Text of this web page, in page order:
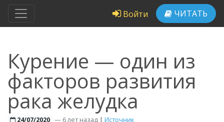
Войти ЧИТАТЬ
Курение — один из
факторов развития
рака желудка
24/07/2020 —6 лет назад | Источник